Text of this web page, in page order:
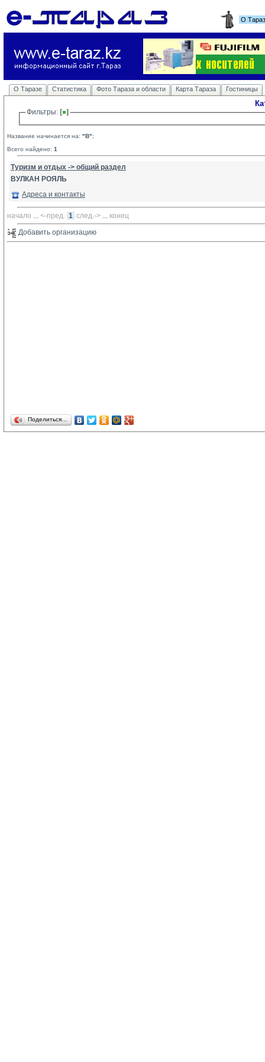
О
О Таразе Статистика Фото Тараза и области Карта Тараза Гостиницы
Фильтры:
Название начинается на: "В";
Всего найдено: 1
Туризм и отдых -> общий раздел
ВУЛКАН РОЯЛЬ
Адреса и контакты
начало ... <-пред. 1 след.-> ... конец
Добавить организацию
Поделиться…